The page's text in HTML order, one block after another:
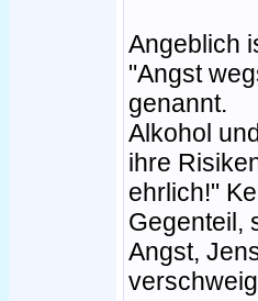
Angeblich
"Angst
genannt.
Alkohol
ihre
ehrlich!"
Gegenteil,
Angst,